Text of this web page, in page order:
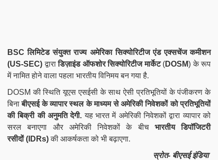
BSC लिमिटेड संयुक्त राज्य अमेरिका सिक्योरिटीज एंड एक्सचेंज कमीशन
(US-SEC)द्वाराडिज़ाइंड ऑफशोर सिक्योरिटीज मार्केट(DOSM) के रूप
में नामित होने वाला पहला भारतीय विनिमय बन गया है.
DOSM की स्थिति यूएस एसईसी के साथ ऐसी प्रतिभूतियों के पंजीकरण के
बिनाबीएसई के व्यापार स्थल के माध्यम से अमेरिकी निवेशकों को प्रतिभूतियों
की बिक्री की अनुमति देगी. यह भारत में अमेरिकी निवेशकों द्वारा व्यापार को
सरल बनाएगा और अमेरिकी निवेशकों के बीच भारतीय डिपॉजिटरी
रसीदों (IDRs)की आकर्षकता को भी बढ़ाएगा.
स्रोत- बीएसई इंडिया